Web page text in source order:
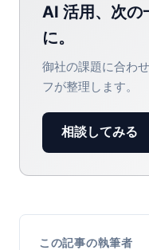
AI 活用、次の
に。
御社の課題に合わ
フが整理します。
相談してみる
この記事の執筆者